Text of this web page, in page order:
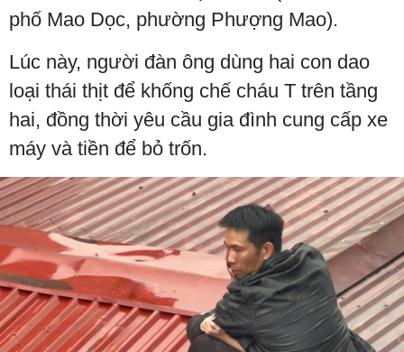
phố Mao Dọc, phường Phượng Mao).
Lúc này, người đàn ông dùng hai con dao
loại thái thịt để khống chế cháu T trên tầng
hai, đồng thời yêu cầu gia đình cung cấp xe
máy và tiền để bỏ trốn.